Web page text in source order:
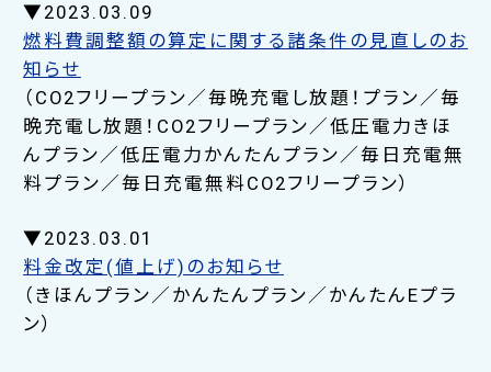
▼2023.03.09
燃料費調整額の算定に関する諸条件の見直しのお
知らせ
（CO2フリープラン／毎晩充電し放題！プラン／毎
晩充電し放題！CO2フリープラン／低圧電力きほ
んプラン／低圧電力かんたんプラン／毎日充電無
料プラン／毎日充電無料CO2フリープラン）
▼2023.03.01
料金改定(値上げ)のお知らせ
（きほんプラン／かんたんプラン／かんたんEプラ
ン）